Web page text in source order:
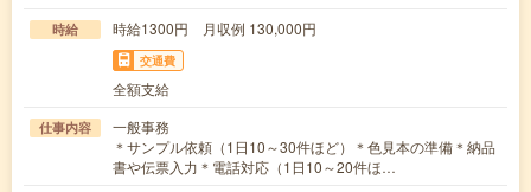
時給 時給1300円 月収例 130,000円
交通費
全額支給
仕事内容
一般事務
＊サンプル依頼（1日10～30件ほど）＊色見本の準備＊納品
書や伝票入力＊電話対応（1日10～20件ほ…